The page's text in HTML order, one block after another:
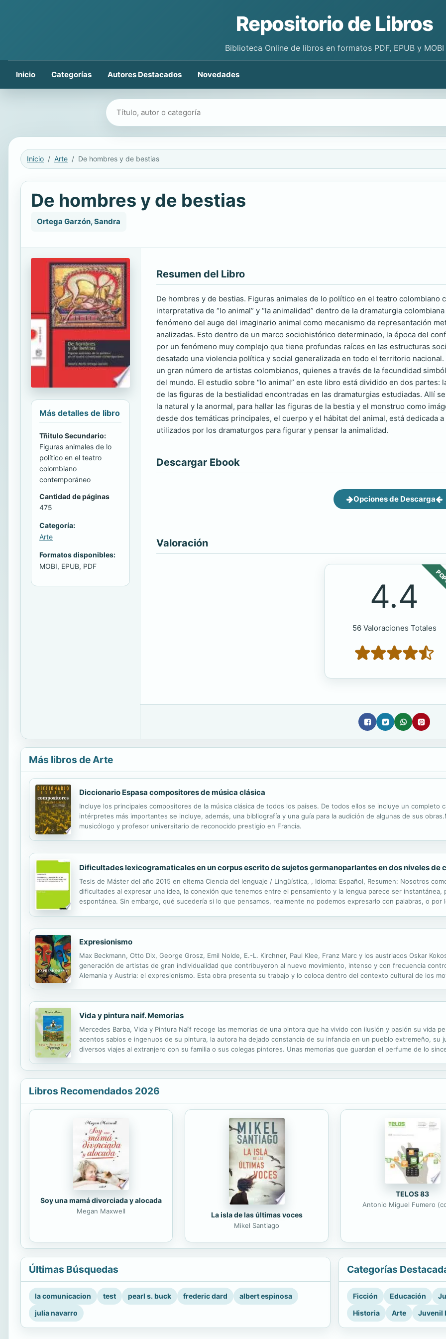
Repositorio de Libros
Biblioteca Online de libros en formatos PDF, EPUB y MOBI
Inicio Categorías Autores Destacados Novedades
Buscar libros
Inicio Arte De hombres y de bestias
De hombres y de bestias
Ortega Garzón, Sandra
Más detalles de libro
Tñitulo Secundario:
Figuras animales de lo
político en el teatro
colombiano
contemporáneo
Cantidad de páginas
475
Categoría:
Arte
Formatos disponibles:
MOBI, EPUB, PDF
Resumen del Libro
De hombres y de bestias. Figuras animales de lo político en el teatro
interpretativa de “lo animal” y “la animalidad” dentro de la dramaturgia
fenómeno del auge del imaginario animal como mecanismo de representación
analizadas. Esto dentro de un marco sociohistórico determinado, la época del
por un fenómeno muy complejo que tiene profundas raíces en las estructuras
desatado una violencia política y social generalizada en todo el territorio
un gran número de artistas colombianos, quienes a través de la fecundidad
del mundo. El estudio sobre “lo animal” en este libro está dividido en dos partes:
de las figuras de la bestialidad encontradas en las dramaturgias estudiadas. Allí
la natural y la anormal, para hallar las figuras de la bestia y el monstruo como
desde dos temáticas principales, el cuerpo y el hábitat del animal, está dedicada
utilizados por los dramaturgos para figurar y pensar la animalidad.
Descargar Ebook
Opciones de Descarga
Valoración
4.4
56 Valoraciones Totales
Más libros de Arte
Diccionario Espasa compositores de música clásica
Incluye los principales compositores de la música clásica de todos los países. De todos ellos se incluye un completo
intérpretes más importantes se incluye, además, una bibliografía y una guía para la audición de algunas de sus
musicólogo y profesor universitario de reconocido prestigio en Francia.
Dificultades lexicogramaticales en un corpus escrito de sujetos germanoparlantes en dos niveles de
Tesis de Máster del año 2015 en eltema Ciencia del lenguaje / Lingüística, , Idioma: Español, Resumen: Nosotros
dificultades al expresar una idea, la conexión que tenemos entre el pensamiento y la lengua parece ser instantánea,
espontánea. Sin embargo, qué sucedería si lo que pensamos, realmente no podemos expresarlo con palabras, o
Expresionismo
Max Beckmann, Otto Dix, George Grosz, Emil Nolde, E.-L. Kirchner, Paul Klee, Franz Marc y los austriacos Oskar
generación de artistas de gran individualidad que contribuyeron al nuevo movimiento, intenso y con frecuencia
Alemania y Austria: el expresionismo. Esta obra presenta su trabajo y lo coloca dentro del contexto cultural de los
Vida y pintura naif. Memorias
Mercedes Barba, Vida y Pintura Naïf recoge las memorias de una pintora que ha vivido con ilusión y pasión su vida
acentos sabios e ingenuos de su pintura, la autora ha dejado constancia de su infancia en un pueblo extremeño, su
diversos viajes al extranjero con su familia o sus colegas pintores. Unas memorias que guardan el perfume de lo
Libros Recomendados 2026
Soy una mamá divorciada y alocada
Megan Maxwell La isla de las últimas voces
Mikel Santiago
TELOS 83
Antonio Miguel Fumero
Últimas Búsquedas
la comunicacion test pearl s. buck frederic dard
albert espinosa
julia navarro
Categorías
Ficción Educación
Historia
Arte Juvenil